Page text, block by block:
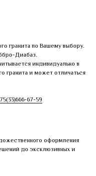
гранита по Вашему выбору.
Диабаз.
индивидуально в
гранита и может отличаться
67-59
оформления
до эксклюзивных и